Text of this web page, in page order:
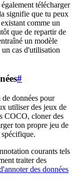
télécharger
signifie que tu peux
comme un
que de repartir de
un modèle
cas d'utilisation
#
données pour
utiliser des jeux de
COCO, cloner des
ton propre jeu de
courants tels
traiter des
des données